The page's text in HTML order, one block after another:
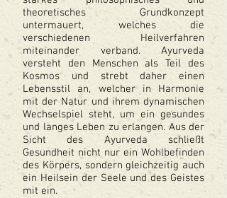
theoretisches Grundkonzept
untermauert, welches die
verschiedenen Heilverfahren
miteinander verband. Ayurveda
versteht den Menschen als Teil des
Kosmos und strebt daher einen
Lebensstil an, welcher in Harmonie
mit der Natur und ihrem dynamischen
Wechselspiel steht, um ein gesundes
und langes Leben zu erlangen. Aus der
Sicht des Ayurveda schließt
Gesundheit nicht nur ein Wohlbefinden
des Körpers, sondern gleichzeitig auch
ein Heilsein der Seele und des Geistes
mit ein.